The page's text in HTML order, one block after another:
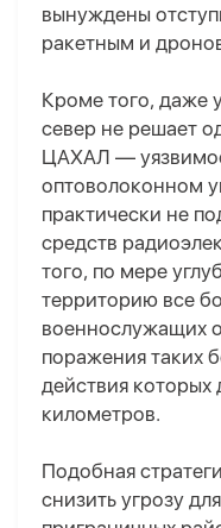
вынуждены
ракетным и
Кроме того, даже
север не решает
ЦАХАЛ —
оптоволоконном
практически не
средств
того, по мере
территорию все
военнослужащих
поражения таких
действия которых
километров.
Подобная
снизить угрозу